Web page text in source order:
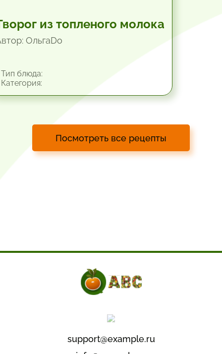
из топленого молока
ОльгаDo
блюда:
Посмотреть все рецепты
support@example.ru